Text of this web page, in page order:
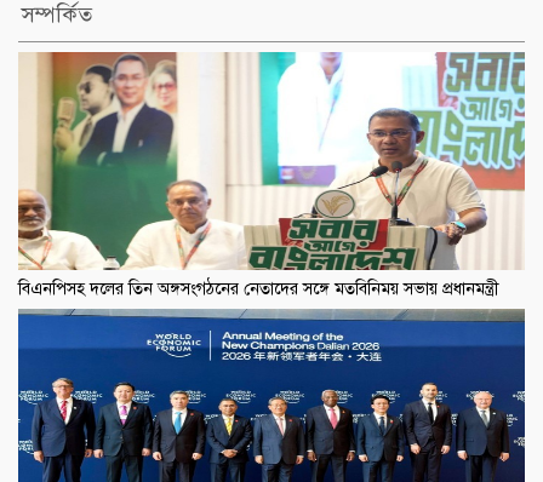
সম্পর্কিত
বিএনপিসহ দলের তিন অঙ্গসংগঠনের নেতাদের সঙ্গে মতবিনিময় সভায় প্রধানমন্ত্রী